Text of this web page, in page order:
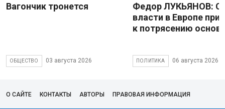
Вагончик тронется
ОБЩЕСТВО 03 августа 2026
Федор ЛУКЬЯНОВ:
власти в Европе
к потрясению основ
ПОЛИТИКА 06 августа 2026
О САЙТЕ КОНТАКТЫ АВТОРЫ ПРАВОВАЯ ИНФОРМАЦИЯ